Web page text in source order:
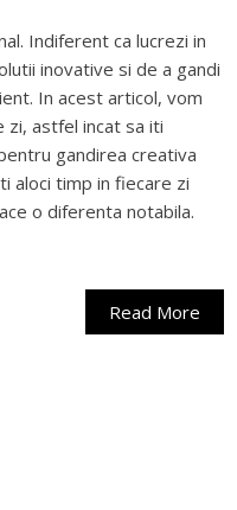
Indiferent ca lucrezi in
inovative si de a gandi
In acest articol, vom
astfel incat sa iti
gandirea creativa
aloci timp in fiecare zi
o diferenta notabila.
Read More